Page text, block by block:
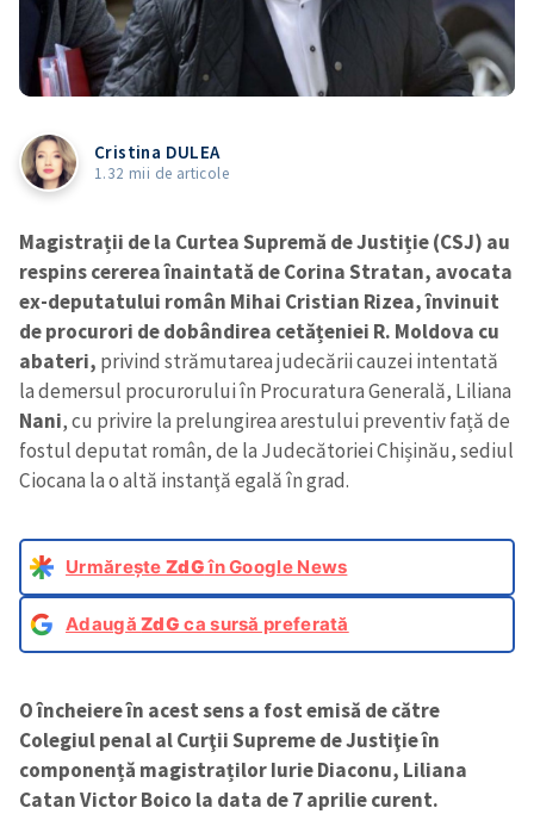
Cristina DULEA
1.32 mii de articole
Magistrații de la Curtea Supremă de Justiție (CSJ) au
respins cererea înaintată de Corina Stratan, avocata
ex-deputatului român Mihai Cristian Rizea,învinuit
de procurori de dobândirea cetățeniei R. Moldova cu
abateri, privind strămutarea judecării cauzei intentată
la demersul procurorului în Procuratura Generală, Liliana
Nani, cu privire la prelungirea arestului preventiv față de
fostul deputat român, de la Judecătoriei Chișinău, sediul
Ciocana la o altă instanţă egală în grad.
Urmărește ZdGîn Google News
AdaugăZdG ca sursă preferată
O încheiere în acest sens a fost emisă de către
Colegiul penal al Curţii Supreme de Justiţie în
componență magistraților Iurie Diaconu, Liliana
Catan Victor Boico la data de 7 aprilie curent.